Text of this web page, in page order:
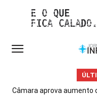
Câmara aprova aumento